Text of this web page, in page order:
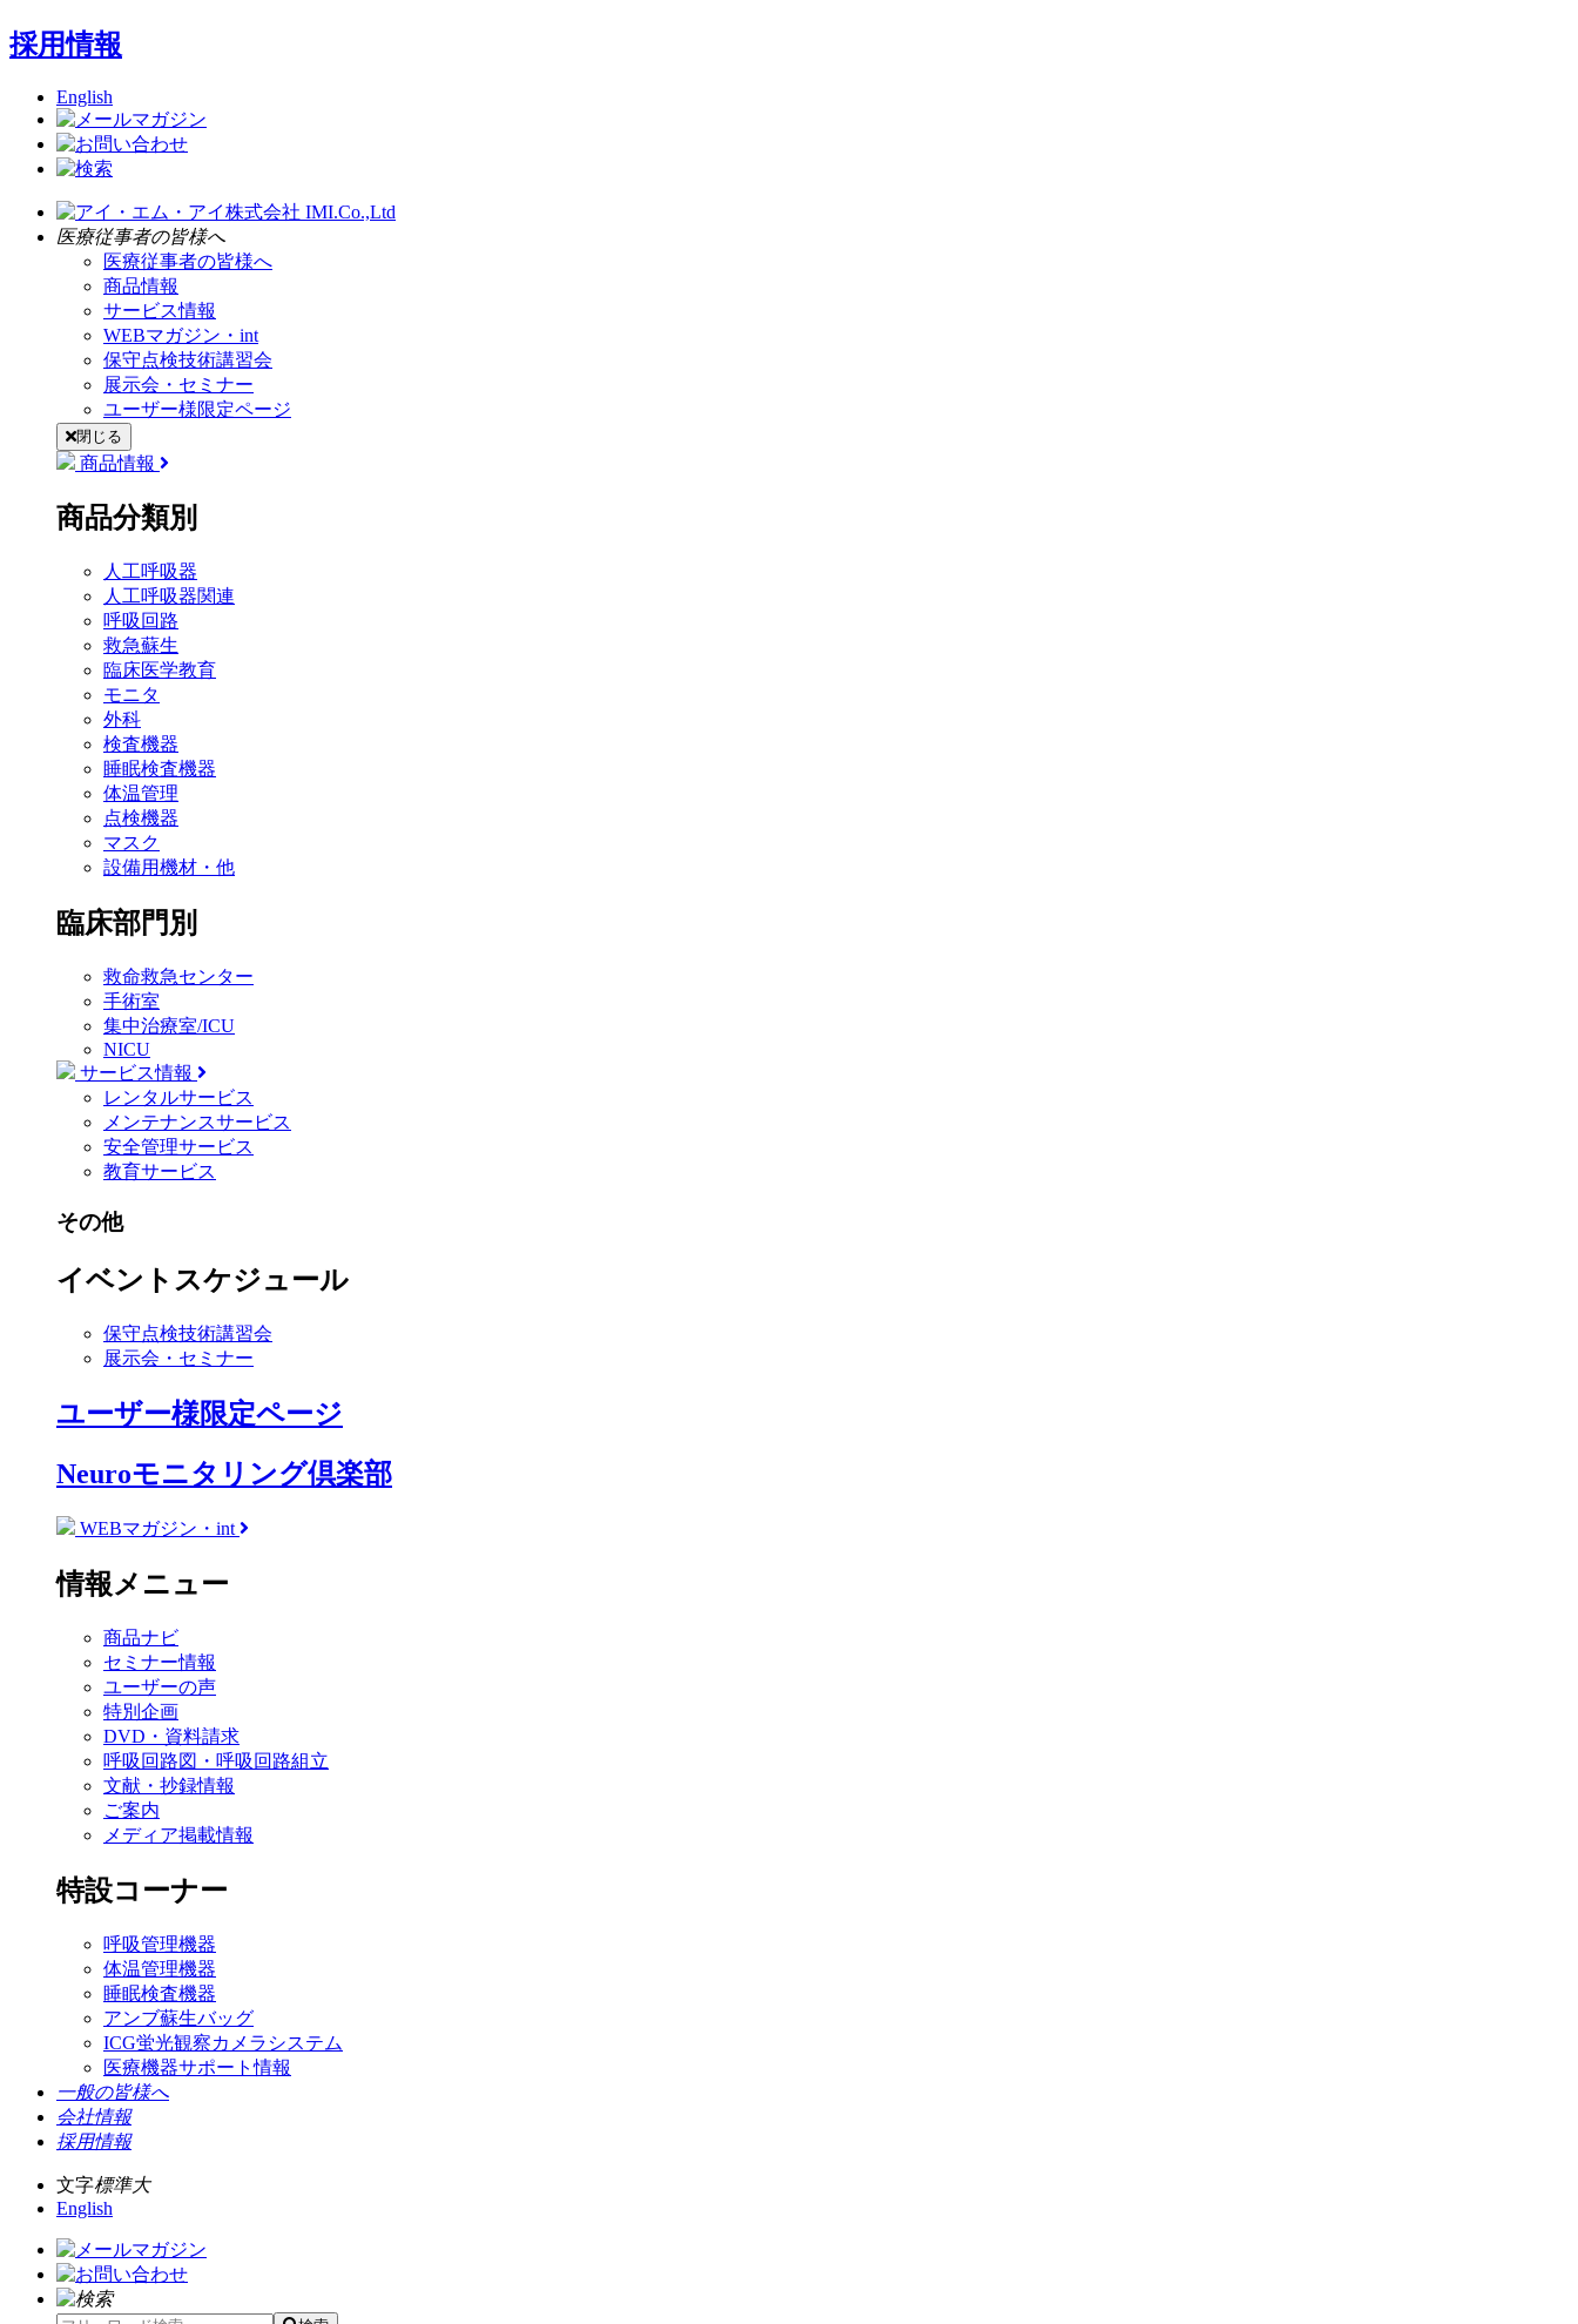
採用情報
English
医療従事者の皆様へ
医療従事者の皆様へ
商品情報
サービス情報
WEBマガジン・int
保守点検技術講習会
展示会・セミナー
ユーザー様限定ページ
閉じる
商品情報
商品分類別
人工呼吸器
人工呼吸器関連
呼吸回路
救急蘇生
臨床医学教育
モニタ
外科
検査機器
睡眠検査機器
体温管理
点検機器
マスク
設備用機材・他
臨床部門別
救命救急センター
手術室
集中治療室/ICU
NICU
サービス情報
レンタルサービス
メンテナンスサービス
安全管理サービス
教育サービス
その他
イベントスケジュール
保守点検技術講習会
展示会・セミナー
ユーザー様限定ページ
Neuroモニタリング倶楽部
WEBマガジン・int
情報メニュー
商品ナビ
セミナー情報
ユーザーの声
特別企画
DVD・資料請求
呼吸回路図・呼吸回路組立
文献・抄録情報
ご案内
メディア掲載情報
特設コーナー
呼吸管理機器
体温管理機器
睡眠検査機器
アンブ蘇生バッグ
ICG蛍光観察カメラシステム
医療機器サポート情報
一般の皆様へ
会社情報
採用情報
文字標準大
English